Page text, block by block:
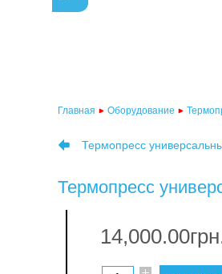
Главная Оборудование
Термопресс
Термопресс